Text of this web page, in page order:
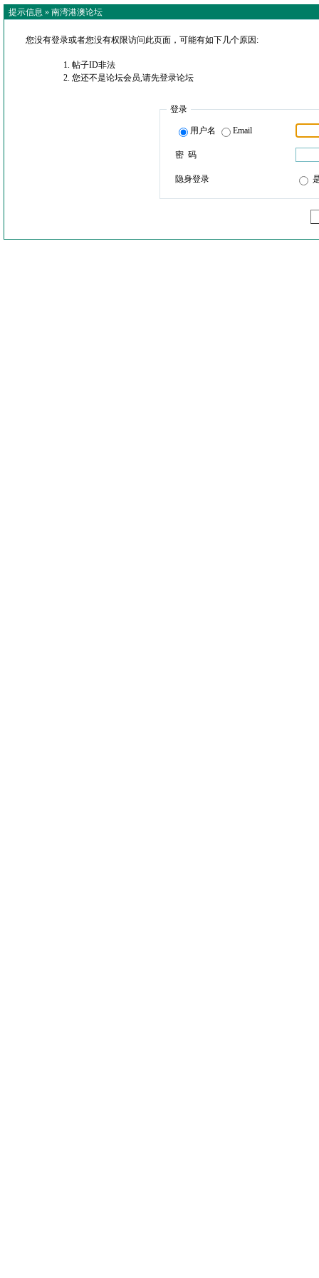
提示信息 » 南湾港澳论坛
您没有登录或者您没有权限访问此页面，可能有如下几个原因:
帖子ID非法
您还不是论坛会员,请先登录论坛
登录
用户名 Email
密 码
隐身登录